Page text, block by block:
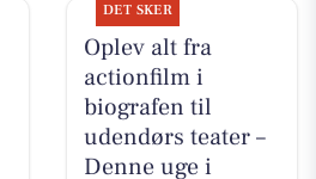
DET SKER
Oplev alt fra
actionfilm i
biografen til
udendørs teater –
Denne uge i